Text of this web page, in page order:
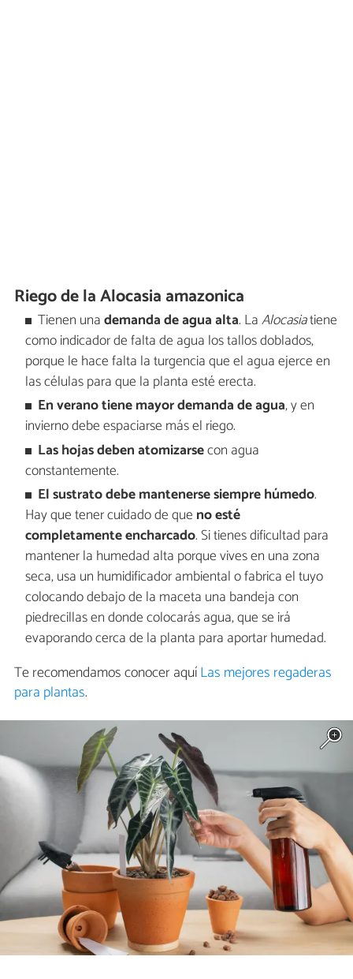
Riego de la Alocasia amazonica
Tienen unademanda de agua alta. LaAlocasiatiene
como indicador de falta de agua los tallos doblados,
porque le hace falta la turgencia que el agua ejerce en
las células para que la planta esté erecta.
En verano tiene mayor demanda de agua, y en
invierno debe espaciarse más el riego.
Las hojas deben atomizarsecon agua
constantemente.
El sustrato debe mantenerse siempre húmedo.
Hay que tener cuidado de que no esté
completamente encharcado. Si tienes dificultad para
mantener la humedad alta porque vives en una zona
seca, usa un humidificador ambiental o fabrica el tuyo
colocando debajo de la maceta una bandeja con
piedrecillas en donde colocarás agua, que se irá
evaporando cerca de la planta para aportar humedad.
Te recomendamos conocer aquíLas mejores regaderas
para plantas.